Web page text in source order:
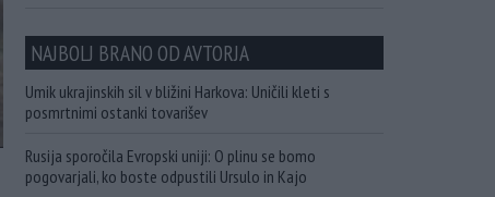
NAJBOLJ BRANO OD AVTORJA
Umik ukrajinskih sil v bližini Harkova: Uničili kleti s
posmrtnimi ostanki tovarišev
Rusija sporočila Evropski uniji: O plinu se bomo
pogovarjali, ko boste odpustili Ursulo in Kajo